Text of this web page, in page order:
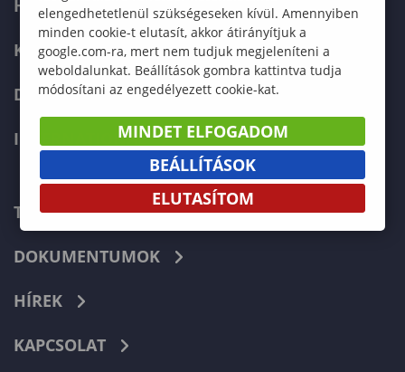
HALLGATÓKNAK
KÉPZÉSEK
DOKTORI ISKOLA
INTERNATIONAL
TELEFONKÖNYV
DOKUMENTUMOK
HÍREK
KAPCSOLAT
elengedhetetlenül szükségeseken kívül. Amennyiben
minden cookie-t elutasít, akkor átirányítjuk a
google.com-ra, mert nem tudjuk megjeleníteni a
weboldalunkat. Beállítások gombra kattintva tudja
módosítani az engedélyezett cookie-kat.
MINDET ELFOGADOM
BEÁLLÍTÁSOK
ELUTASÍTOM